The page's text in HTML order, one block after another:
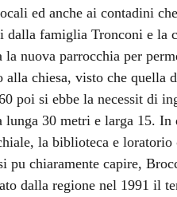
ed anche ai contadini
dalla famiglia Tronconi e la
la nuova parrocchia per
alla chiesa, visto che
poi si ebbe la necessit di
lunga 30 metri e larga 15.
la biblioteca e
pu chiaramente capire,
dalla regione nel 1991 il